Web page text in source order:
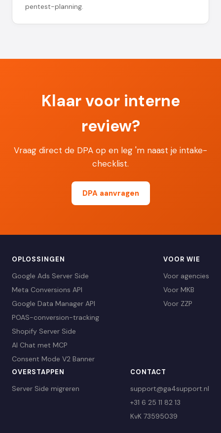
pentest-planning.
Klaar voor interne
review?
Vraag direct de DPA op en leg 'm naast je intake-
checklist.
DPA aanvragen
OPLOSSINGEN
Google Ads Server Side
Meta Conversions API
Google Data Manager API
POAS-conversion-tracking
Shopify Server Side
AI Chat met MCP
Consent Mode V2 Banner
VOOR WIE
Voor agencies
Voor MKB
Voor ZZP
OVERSTAPPEN
Server Side migreren
CONTACT
support@ga4support.nl
+31 6 25 11 82 13
KvK 73595039